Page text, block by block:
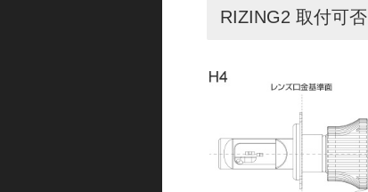
RIZING2 取付可否